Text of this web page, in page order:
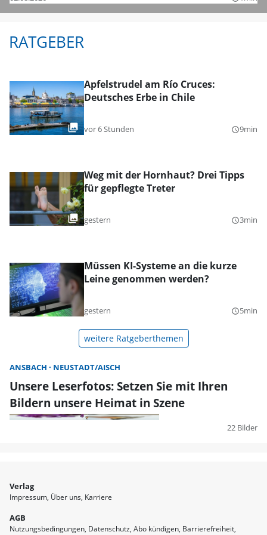
RATGEBER
Apfelstrudel am Río Cruces:
Deutsches Erbe in Chile
vor 6 Stunden query_builder9min
Weg mit der Hornhaut? Drei Tipps
für gepflegte Treter
gestern query_builder3min
Müssen KI-Systeme an die kurze
Leine genommen werden?
gestern query_builder5min
weitere Ratgeberthemen
ANSBACH NEUSTADT/AISCH
Unsere Leserfotos: Setzen Sie mit Ihren
Bildern unsere Heimat in Szene
22 Bilder
Verlag
Impressum Über uns Karriere
AGB
Nutzungsbedingungen Datenschutz Abo kündigen Barrierefreiheit